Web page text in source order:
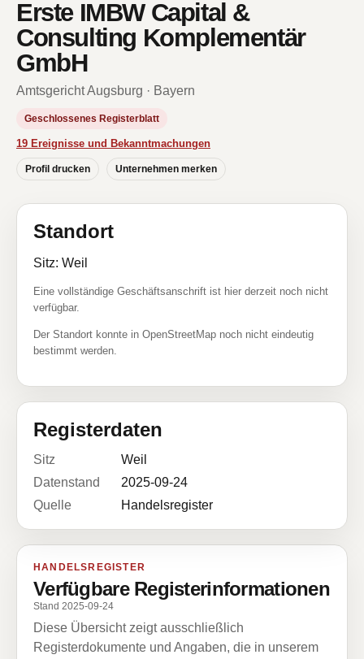
Erste IMBW Capital &
Consulting Komplementär
GmbH
Amtsgericht Augsburg · Bayern
Geschlossenes Registerblatt
19 Ereignisse und Bekanntmachungen
Profil drucken Unternehmen merken
Standort
Sitz: Weil
Eine vollständige Geschäftsanschrift ist hier derzeit noch nicht
verfügbar.
Der Standort konnte in OpenStreetMap noch nicht eindeutig
bestimmt werden.
Registerdaten
Sitz
Weil
Datenstand
2025-09-24
Quelle
Handelsregister
HANDELSREGISTER
Verfügbare Registerinformationen
Stand 2025-09-24
Diese Übersicht zeigt ausschließlich
Registerdokumente und Angaben, die in unserem